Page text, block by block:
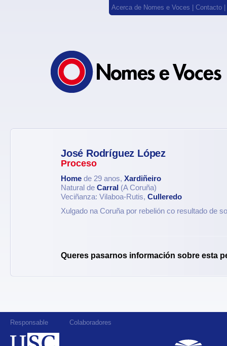
Acerca de Nomes e Voces Contacto
José Rodríguez López
Proceso
Home de 29 anos, Xardiñeiro
Natural de Carral (A Coruña)
Veciñanza: Vilaboa-Rutis, Culleredo
Xulgado na Coruña por rebelión co resultado de
Queres pasarnos información sobre esta
Responsable Colaboradores